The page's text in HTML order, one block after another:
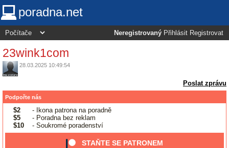
poradna.net
Neregistrovaný Přihlásit Registrovat
23wink1com
28.03.2025 10:49:54
Poslat zprávu
Podpořte nás
$2
- Ikona patrona na poradně
$5
- Poradna bez reklam
$10
- Soukromé poradenství
STAŇTE SE PATRONEM